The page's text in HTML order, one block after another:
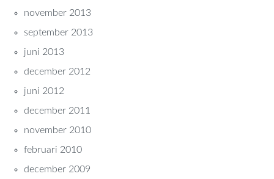
november 2013
september 2013
juni 2013
december 2012
juni 2012
december 2011
november 2010
februari 2010
december 2009